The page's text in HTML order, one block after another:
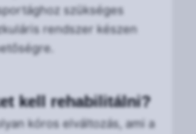
szükséges
rendszer készen
kell rehabilitálni?
kóros elváltozás, ami a